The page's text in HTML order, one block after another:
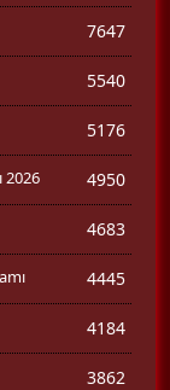
7647
5540
5176
2026 4950
4683
4445
4184
3862